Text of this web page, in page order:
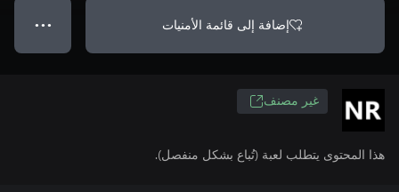
إضافة إلى قائمة الأمنيات ● ● ●
غير مصنف
هذا المحتوى يتطلب لعبة (تُباع بشكل منفصل).